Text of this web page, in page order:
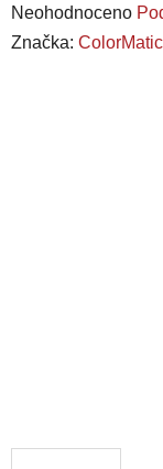
Průměrné
hodnocení
Neohodnoceno
Značka: ColorMatic